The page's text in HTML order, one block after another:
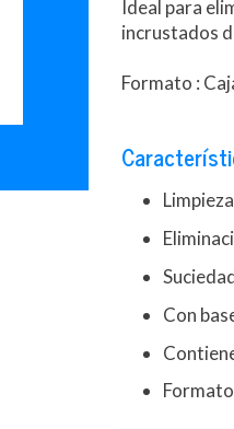
Ideal para
incrustados
Formato :
Con